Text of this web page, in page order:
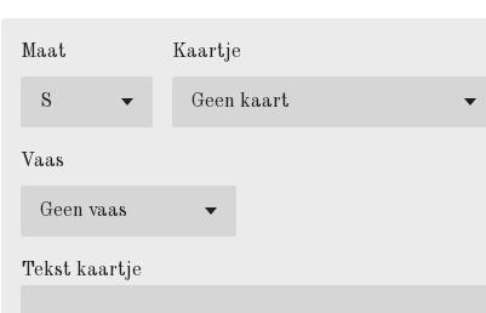
Maat Kaartje
Vaas
Tekst kaartje